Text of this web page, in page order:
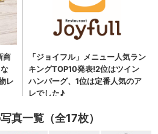
真一覧（全17枚）